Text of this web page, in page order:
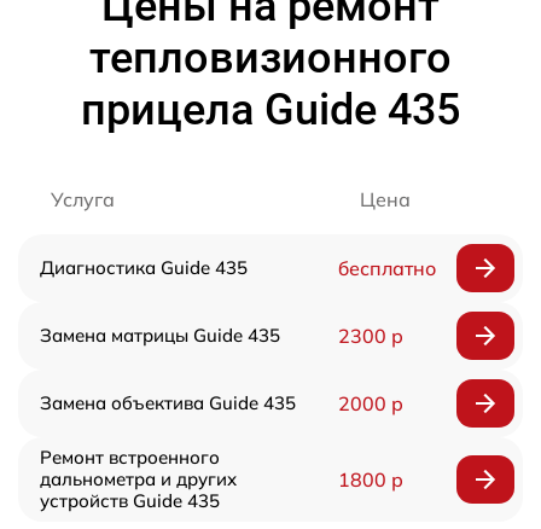
тепловизионного
прицела Guide 435
Услуга Цена
Диагностика Guide 435 бесплатно
Замена матрицы Guide 435 2300 р
Замена объектива Guide 435 2000 р
Ремонт встроенного
дальнометра и других
устройств Guide 435
1800 р